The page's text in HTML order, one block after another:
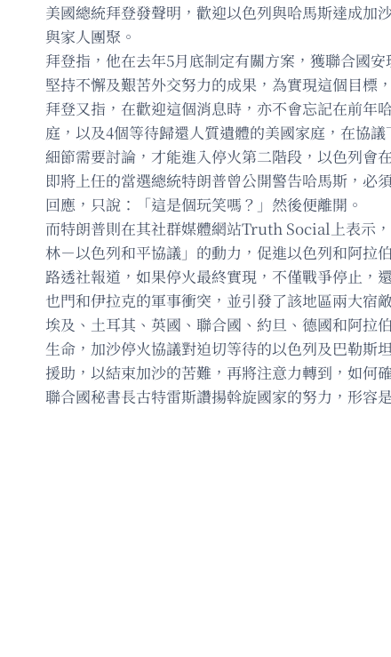
美國總統拜登發聲明，歡迎以色列與哈馬斯達成加
與家人團聚。
拜登指，他在去年5月底制定有關方案，獲聯合國
堅持不懈及艱苦外交努力的成果，為實現這個目標
拜登又指，在歡迎這個消息時，亦不會忘記在前年
庭，以及4個等待歸還人質遺體的美國家庭，在協
細節需要討論，才能進入停火第二階段，以色列會
即將上任的當選總統特朗普曾公開警告哈馬斯，必
回應，只說：「這是個玩笑嗎？」然後便離開。
而特朗普則在其社群媒體網站Truth Social上表示
林－以色列和平協議」的動力，促進以色列和阿拉
路透社報道，如果停火最終實現，不僅戰爭停止，
也門和伊拉克的軍事衝突，並引發了該地區兩大宿
埃及、土耳其、英國、聯合國、約旦、德國和阿拉
生命，加沙停火協議對迫切等待的以色列及巴勒斯
援助，以結束加沙的苦難，再將注意力轉到，如何
聯合國秘書長古特雷斯讚揚斡旋國家的努力，形容